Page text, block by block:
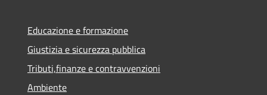
Educazione e formazione
Giustizia e sicurezza pubblica
Tributi,finanze e contravvenzioni
Ambiente